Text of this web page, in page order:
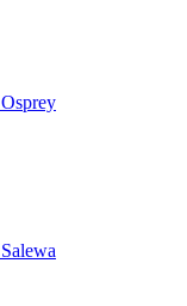
Osprey
Salewa